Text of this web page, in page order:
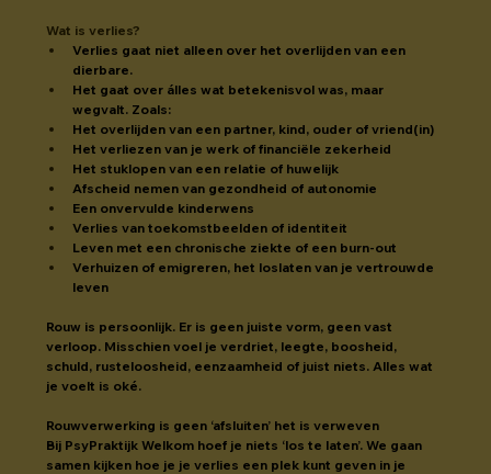
Wat is verlies?
Verlies gaat niet alleen over het overlijden van een
dierbare.
Het gaat over álles wat betekenisvol was, maar
wegvalt. Zoals:
Het overlijden van een partner, kind, ouder of vriend(in)
Het verliezen van je werk of financiële zekerheid
Het stuklopen van een relatie of huwelijk
Afscheid nemen van gezondheid of autonomie
Een onvervulde kinderwens
Verlies van toekomstbeelden of identiteit
Leven met een chronische ziekte of een burn-out
Verhuizen of emigreren, het loslaten van je vertrouwde
leven
Rouw is persoonlijk. Er is geen juiste vorm, geen vast
verloop. Misschien voel je verdriet, leegte, boosheid,
schuld, rusteloosheid, eenzaamheid of juist niets. Alles wat
je voelt is oké.
Rouwverwerking is geen ‘afsluiten’ het is verweven
Bij PsyPraktijk Welkom hoef je niets ‘los te laten’. We gaan
samen kijken hoe je je verlies een plek kunt geven in je